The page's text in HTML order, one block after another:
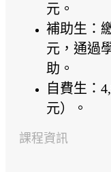
元。
補助生：
元，通過
助。
自費生：
元）。
課程資訊